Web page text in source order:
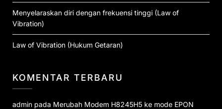
Menyelaraskan diri dengan frekuensi tinggi (Law of
Vibration)
Law of Vibration (Hukum Getaran)
KOMENTAR TERBARU
admin pada Merubah Modem H8245H5 ke mode EPON